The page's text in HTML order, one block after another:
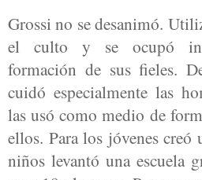
Grossi no se desanimó.
el culto y se ocupó
formación de sus fieles.
cuidó especialmente las
las usó como medio de
ellos. Para los jóvenes
niños levantó una escuela